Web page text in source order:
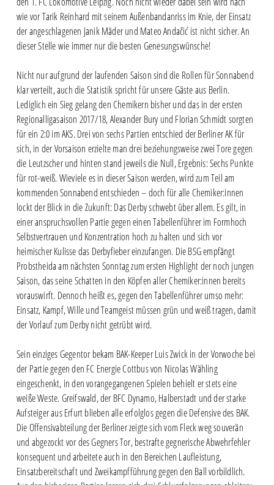
wie vor Tarik Reinhard mit seinem Außenbandanriss im Knie, der Einsatz
der angeschlagenen Janik Mäder und Mateo Andačić ist nicht sicher. An
dieser Stelle wie immer nur die besten Genesungswünsche!
Nicht nur aufgrund der laufenden Saison sind die Rollen für Sonnabend
klar verteilt, auch die Statistik spricht für unsere Gäste aus Berlin.
Lediglich ein Sieg gelang den Chemikern bisher und das in der ersten
Regionalligasaison 2017/18, Alexander Bury und Florian Schmidt sorgten
für ein 2:0 im AKS. Drei von sechs Partien entschied der Berliner AK für
sich, in der Vorsaison erzielte man drei beziehungsweise zwei Tore gegen
die Leutzscher und hinten stand jeweils die Null, Ergebnis: Sechs Punkte
für rot-weiß. Wieviele es in dieser Saison werden, wird zum Teil am
kommenden Sonnabend entschieden – doch für alle Chemiker:innen
lockt der Blick in die Zukunft: Das Derby schwebt über allem. Es gilt, in
einer anspruchsvollen Partie gegen einen Tabellenführer im Formhoch
Selbstvertrauen und Konzentration hoch zu halten und sich vor
heimischer Kulisse das Derbyfieber einzufangen. Die BSG empfängt
Probstheida am nächsten Sonntag zum ersten Highlight der noch jungen
Saison, das seine Schatten in den Köpfen aller Chemiker:innen bereits
vorauswirft. Dennoch heißt es, gegen den Tabellenführer umso mehr:
Einsatz, Kampf, Wille und Teamgeist müssen grün und weiß tragen, damit
der Vorlauf zum Derby nicht getrübt wird.
Sein einziges Gegentor bekam BAK-Keeper Luis Zwick in der Vorwoche bei
der Partie gegen den FC Energie Cottbus von Nicolas Wähling
eingeschenkt, in den vorangegangenen Spielen behielt er stets eine
weiße Weste. Greifswald, der BFC Dynamo, Halberstadt und der starke
Aufsteiger aus Erfurt blieben alle erfolglos gegen die Defensive des BAK.
Die Offensivabteilung der Berliner zeigte sich vom Fleck weg souverän
und abgezockt vor des Gegners Tor, bestrafte gegnerische Abwehrfehler
konsequent und arbeitete auch in den Bereichen Laufleistung,
Einsatzbereitschaft und Zweikampfführung gegen den Ball vorbildlich.